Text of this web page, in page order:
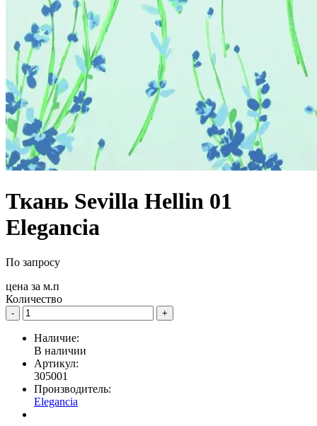
Ткань Sevilla Hellin 01
Elegancia
По запросу
цена за м.п
Количество
- +
Наличие:
В наличии
Артикул:
305001
Производитель:
Elegancia